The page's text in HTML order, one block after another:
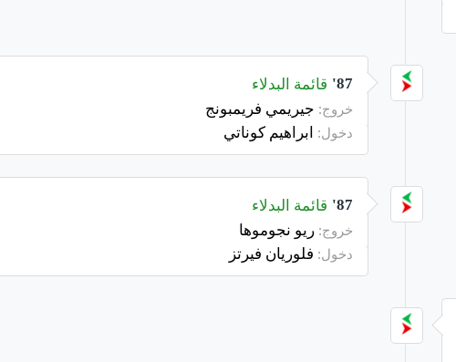
87' قائمة البدلاء
خروج: جيريمي فريمبونج
دخول: ابراهيم كوناتي
87' قائمة البدلاء
خروج: ريو نجوموها
دخول: فلوريان فيرتز